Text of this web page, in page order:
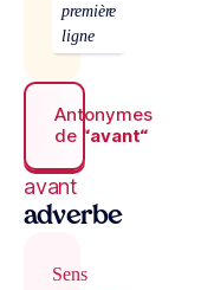
première
ligne
Antonymes
de “avant“
avant
adverbe
Sens